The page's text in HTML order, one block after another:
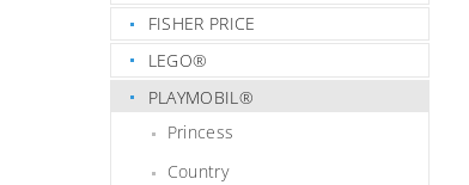
FISHER PRICE
LEGO®
PLAYMOBIL®
Princess
Country